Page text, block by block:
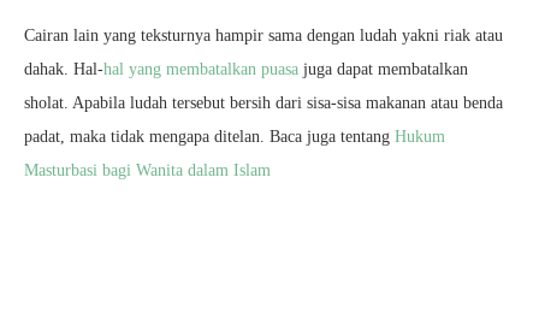
Cairan lain yang teksturnya hampir sama dengan ludah yakni riak atau
dahak. Hal-hal yang membatalkan puasa juga dapat membatalkan
sholat. Apabila ludah tersebut bersih dari sisa-sisa makanan atau benda
padat, maka tidak mengapa ditelan. Baca juga tentang Hukum
Masturbasi bagi Wanita dalam Islam